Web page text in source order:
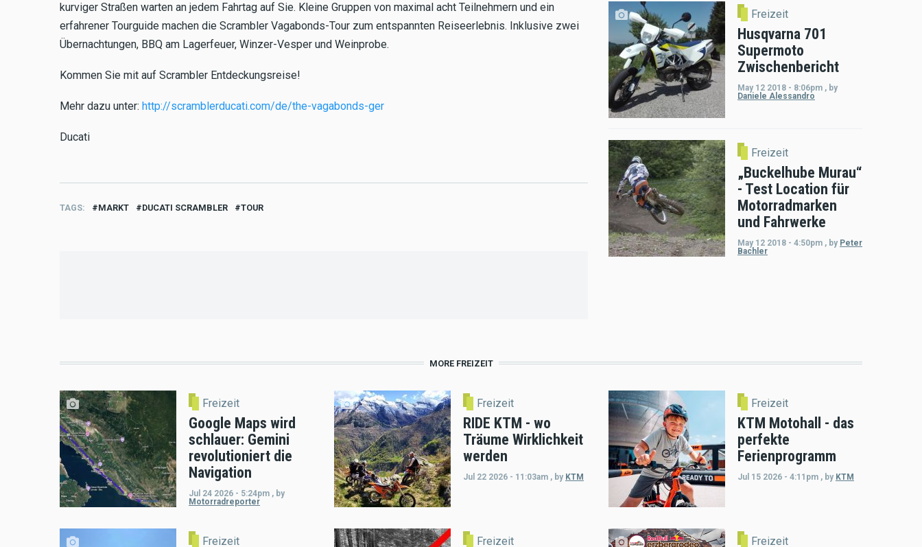
kurviger Straßen warten an jedem Fahrtag auf Sie. Kleine Gruppen von maximal acht Teilnehmern und ein
erfahrener Tourguide machen die Scrambler Vagabonds-Tour zum entspannten Reiseerlebnis. Inklusive zwei
Übernachtungen, BBQ am Lagerfeuer, Winzer-Vesper und Weinprobe.
Kommen Sie mit auf Scrambler Entdeckungsreise!
Mehr dazu unter: http://scramblerducati.com/de/the-vagabonds-ger
Ducati
TAGS MARKT DUCATI SCRAMBLER TOUR
Freizeit
Husqvarna 701
Supermoto
Zwischenbericht
May 12 2018 - 8:06pm , by
Daniele Alessandro
Freizeit
„Buckelhube Murau“
- Test Location für
Motorradmarken
und Fahrwerke
May 12 2018 - 4:50pm , by Peter
Bachler
MORE FREIZEIT
Freizeit
Google Maps wird
schlauer: Gemini
revolutioniert die
Navigation
Jul 24 2026 - 5:24pm , by
Motorradreporter
Freizeit
RIDE KTM - wo
Träume Wirklichkeit
werden
Jul 22 2026 - 11:03am , by KTM
Freizeit
KTM Motohall - das
perfekte
Ferienprogramm
Jul 15 2026 - 4:11pm , by KTM
Freizeit Freizeit Freizeit